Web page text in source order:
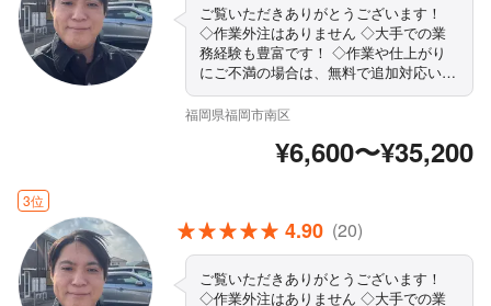
ご覧いただきありがとうございます！
◇作業外注はありません ◇大手での業
務経験も豊富です！ ◇作業や仕上がり
にご不満の場合は、無料で追加対応いた
します。 ◇営業時間外・対応地域外で
もご要望お聞きします！ ◇駐車代お店
はお気軽にご相談ください！
福岡県福岡市南区
¥6,600〜¥35,200
3位
4.90 (20)
ご覧いただきありがとうございます！
◇作業外注はありません ◇大手での業